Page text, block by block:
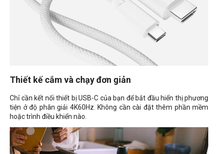
Thiết kế cắm và chạy đơn giản
Chỉ cần kết nối thiết bị USB-C của bạn để bắt đầu hiển thị phương
tiện ở độ phân giải 4K60Hz. Không cần cài đặt thêm phần mềm
hoặc trình điều khiển nào.